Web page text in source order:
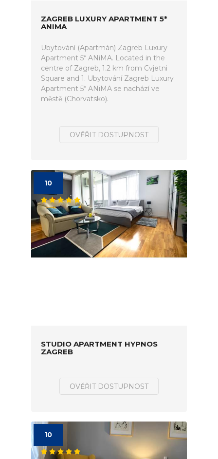
ZAGREB LUXURY APARTMENT 5*
ANIMA
Ubytování (Apartmán) Zagreb Luxury
Apartment 5* ANiMA. Located in the
centre of Zagreb, 1.2 km from Cvjetni
Square and 1. Ubytování Zagreb Luxury
Apartment 5* ANiMA se nachází ve
městě (Chorvatsko).
OVĚŘIT DOSTUPNOST
10
STUDIO APARTMENT HYPNOS
ZAGREB
OVĚŘIT DOSTUPNOST
10